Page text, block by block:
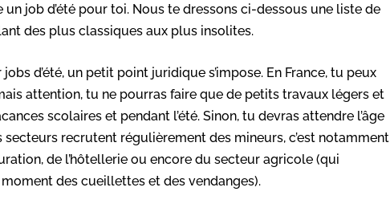
job d’été pour toi. Nous te dressons ci-dessous une liste de
des plus classiques aux plus insolites.
d’été, un petit point juridique s’impose. En France, tu peux
attention, tu ne pourras faire que de petits travaux légers et
scolaires et pendant l’été. Sinon, tu devras attendre l’âge
recrutent régulièrement des mineurs, c’est notamment
de l’hôtellerie ou encore du secteur agricole (qui
des cueillettes et des vendanges).